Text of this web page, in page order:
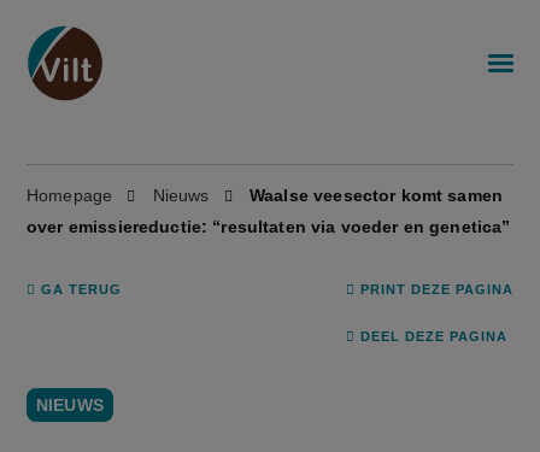
Homepage Nieuws
Waalse veesector komt samen
over emissiereductie: “resultaten via voeder en genetica”
GA TERUG PRINT DEZE PAGINA
DEEL DEZE PAGINA
NIEUWS